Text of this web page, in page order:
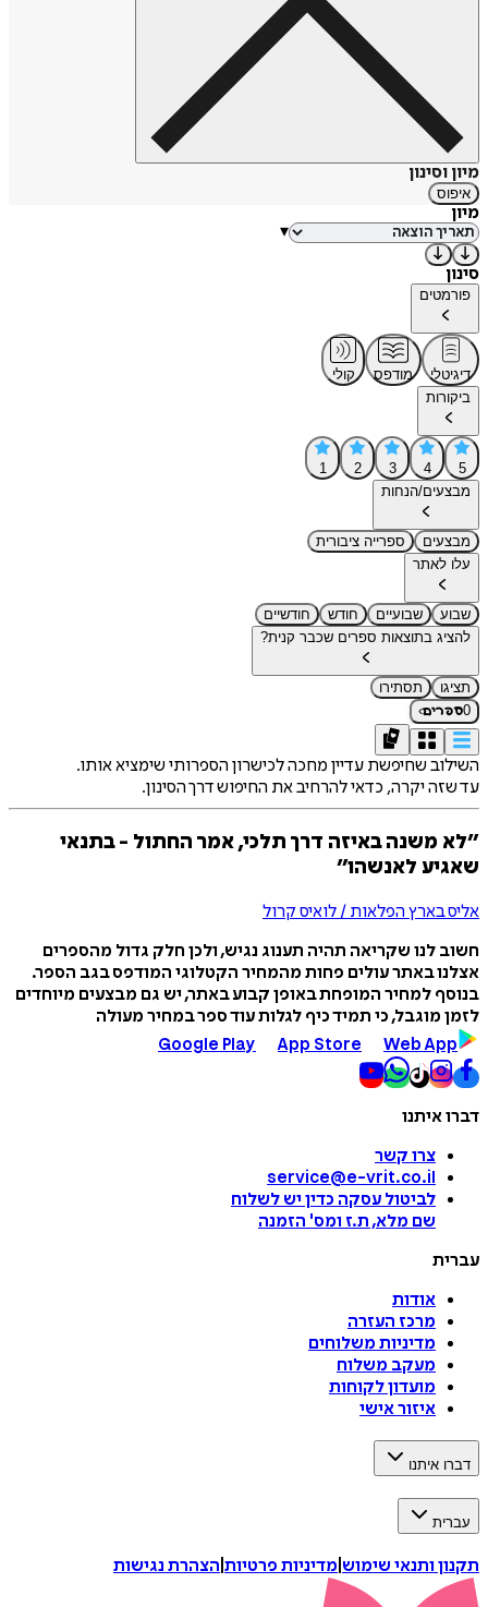
מיון וסינון
איפוס
מיון
▾
סינון
פורמטים
דיגיטלי מודפס
קולי
ביקורות
5
4
3
2
1
מבצעים/הנחות
מבצעים
ספרייה ציבורית
עלו לאתר
שבוע שבועיים חודש
חודשיים
להציג בתוצאות ספרים שכבר קנית?
תציגו
תסתירו
0ספרים›
השילוב שחיפשת עדיין מחכה לכישרון הספרותי שימציא אותו.
עד שזה יקרה, כדאי להרחיב את החיפוש דרך הסינון.
״לא משנה באיזה דרך תלכי, אמר החתול - בתנאי
שאגיע לאנשהו״
אליס בארץ הפלאות / לואיס קרול
חשוב לנו שקריאה תהיה תענוג נגיש, ולכן חלק גדול מהספרים
אצלנו באתר עולים פחות מהמחיר הקטלוגי המודפס בגב הספר.
בנוסף למחיר המופחת באופן קבוע באתר, יש גם מבצעים מיוחדים
לזמן מוגבל, כי תמיד כיף לגלות עוד ספר במחיר מעולה
Google Play
App Store Web App
דברו איתנו
צרו קשר
service@e-vrit.co.il
לביטול עסקה כדין יש לשלוח
שם מלא, ת.ז ומס' הזמנה
עברית
אודות
מרכז העזרה
מדיניות משלוחים
מעקב משלוח
מועדון לקוחות
איזור אישי
דברו איתנו
עברית
תקנון ותנאי שימוש מדיניות פרטיות הצהרת נגישות